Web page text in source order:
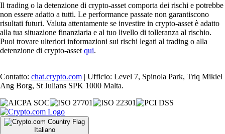
Il trading o la detenzione di crypto-asset comporta dei rischi e potrebbe
non essere adatto a tutti. Le performance passate non garantiscono
risultati futuri. Valuta attentamente se investire in crypto-asset è adatto
alla tua situazione finanziaria e al tuo livello di tolleranza al rischio.
Puoi trovare ulteriori informazioni sui rischi legati al trading o alla
detenzione di crypto-asset qui.
Contatto: chat.crypto.com | Ufficio: Level 7, Spinola Park, Triq Mikiel
Ang Borg, St Julians SPK 1000 Malta.
Italiano